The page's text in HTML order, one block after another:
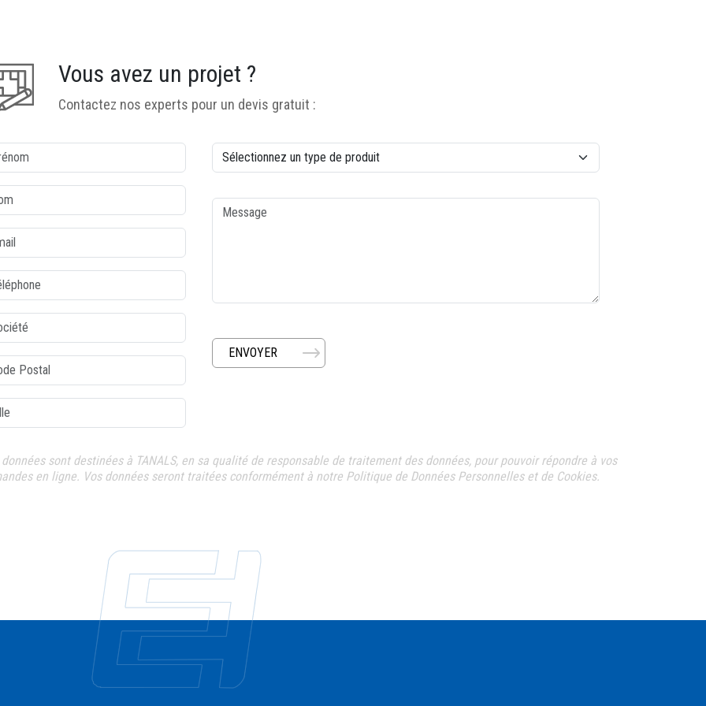
Vous avez un projet ?
Contactez nos experts pour un devis gratuit :
postal
colonne2
Type de produit
Message
ENVOYER
données sont destinées à TANALS, en sa qualité de responsable de traitement des données, pour pouvoir répondre à vos
en ligne. Vos données seront traitées conformément à notre Politique de Données Personnelles et de Cookies.